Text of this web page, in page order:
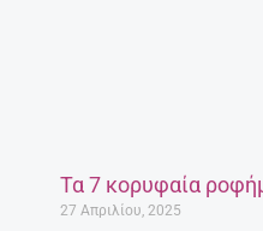
Τα 7 κορυφαία
27 Απριλίου, 2025